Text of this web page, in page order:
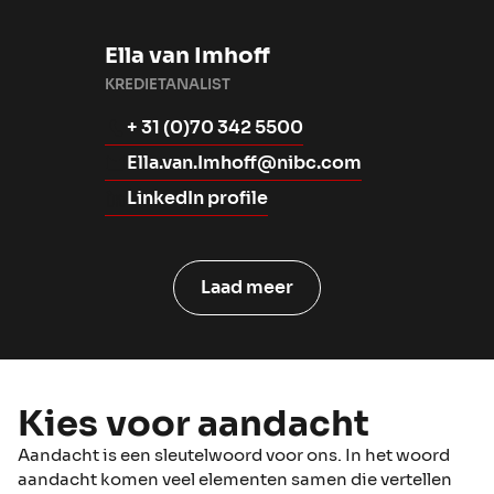
Ella van Imhoff
KREDIETANALIST
+ 31 (0)70 342 5500
Ella.van.Imhoff@nibc.com
LinkedIn profile
Laad meer
Kies voor aandacht
Aandacht is een sleutelwoord voor ons. In het woord
aandacht komen veel elementen samen die vertellen